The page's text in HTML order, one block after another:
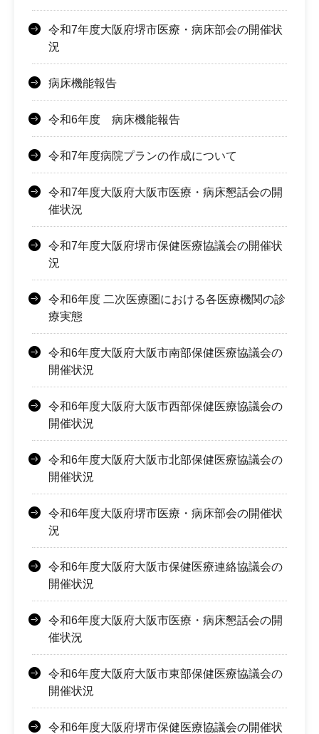
令和7年度大阪府堺市医療・病床部会の開催状
況
病床機能報告
令和6年度 病床機能報告
令和7年度病院プランの作成について
令和7年度大阪府大阪市医療・病床懇話会の開
催状況
令和7年度大阪府堺市保健医療協議会の開催状
況
令和6年度 二次医療圏における各医療機関の診
療実態
令和6年度大阪府大阪市南部保健医療協議会の
開催状況
令和6年度大阪府大阪市西部保健医療協議会の
開催状況
令和6年度大阪府大阪市北部保健医療協議会の
開催状況
令和6年度大阪府堺市医療・病床部会の開催状
況
令和6年度大阪府大阪市保健医療連絡協議会の
開催状況
令和6年度大阪府大阪市医療・病床懇話会の開
催状況
令和6年度大阪府大阪市東部保健医療協議会の
開催状況
令和6年度大阪府堺市保健医療協議会の開催状